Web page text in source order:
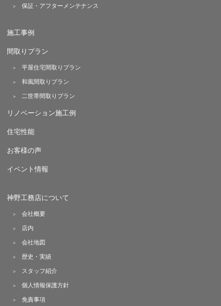
保証・アフターメンテナンス
施工事例
間取りプラン
平屋住宅間取りプラン
和風間取りプラン
二世帯間取りプラン
リノベーション施工例
住宅性能
お客様の声
イベント情報
神野工務店について
会社概要
店内
会社地図
歴史・実績
スタッフ紹介
個人情報保護方針
免責事項